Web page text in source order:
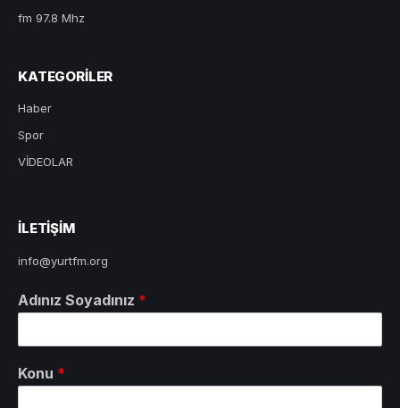
fm 97.8 Mhz
KATEGORILER
Haber
Spor
VİDEOLAR
ILETIŞIM
info@yurtfm.org
Adınız Soyadınız *
Konu *